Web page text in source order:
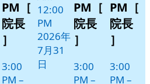
PM［
院長
］
3:00
PM –
12:00
PM
2026年
7月31
日
PM［
院長
］
3:00
PM –
PM［
院長
］
3:00
PM –